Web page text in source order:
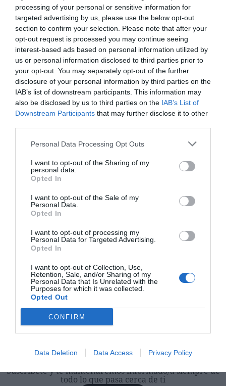
processing of your personal or sensitive information for
targeted advertising by us, please use the below opt-out
section to confirm your selection. Please note that after your
opt-out request is processed you may continue seeing
interest-based ads based on personal information utilized by
us or personal information disclosed to third parties prior to
your opt-out. You may separately opt-out of the further
disclosure of your personal information by third parties on the
IAB’s list of downstream participants. This information may
also be disclosed by us to third parties on the IAB’s List of
Downstream Participants that may further disclose it to other
Personal Data Processing Opt Outs
I want to opt-out of the Sharing of my
personal data.
Opted In
I want to opt-out of the Sale of my
Personal Data.
Opted In
I want to opt-out of processing my
Personal Data for Targeted Advertising.
Opted In
I want to opt-out of Collection, Use,
Retention, Sale, and/or Sharing of my
Personal Data that Is Unrelated with the
Purposes for which it was collected.
Opted Out
CONFIRM
Data Deletion Data Access Privacy Policy
Ferias sectoriales
Formaciones destacadas
Opinión
Revista
Registrarse
INICIAR SESIÓN
EN
tener acceso ilimitado a todos
los artículos
Registrarse
Iniciar sesión
Relacionados
de activos
Tienes que iniciar sesión para ver los
Iniciar sesión
Destacados
Conviértete en experto/a del
beauty con nuestra newsletter
Suscríbete y te mantendremos informado/a siempre de
todo lo que pasa cerca de ti